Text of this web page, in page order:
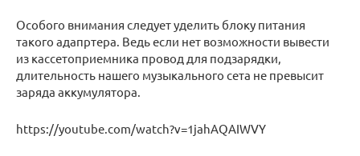
Особого внимания следует уделить блоку питания
такого адапртера. Ведь если нет возможности вывести
из кассетоприемника провод для подзарядки,
длительность нашего музыкального сета не превысит
заряда аккумулятора.
https://youtube.com/watch?v=1jahAQAIWVY